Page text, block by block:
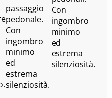
passaggio
pedonale.
Con
ingombro
minimo
ed
estrema
silenziosità.
Con
ingombro
minimo
ed
estrema
silenziosità.